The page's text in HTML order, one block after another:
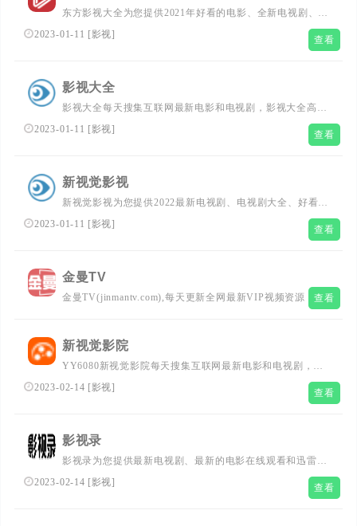
东方影视大全为您提供2021年好看的电影、全新电视剧、全
新动漫、全新综艺节目排行榜，免费在线观看韩国伦理电
影、动作片、 喜剧片、爱情片、搞笑片等全新电影、电视
2023-01-11 [影视] 查看
影视大全
影视大全每天搜集互联网最新电影和电视剧，影视大全高清
版为广大用户免费提供无广告在线观看电影和电视剧，影视
大全及时收录最新、最热、最全的电影大片,高清正版免费
2023-01-11 [影视] 查看
新视觉影视
新视觉影视为您提供2022最新电视剧、电视剧大全、好看的
电视剧、最新的电影在线观看和迅雷电影下载，每天更新最
新好看的电视剧，最新综艺真人秀，明星信息与相关电影电
2023-01-11 [影视] 查看
金曼TV
金曼TV(jinmantv.com),每天更新全网最新VIP视频资源，最
录片" />
2023-02-14
查看
新视觉影院
YY6080新视觉影院每天搜集互联网最新电影和电视剧，为
广大用户免费提供无广告在线观看电影和电视剧服务，及时
收录最新、最热、最全的电影大片,高清正版免费在线观看
2023-02-14 [影视] 查看
影视录
影视录为您提供最新电视剧、最新的电影在线观看和迅雷下
载及百度网盘下载，每天更新最新好看的电视剧，最新的电
影，最新综艺秀，明星信息与相关电影电视剧，同时提供电
2023-02-14 [影视] 查看